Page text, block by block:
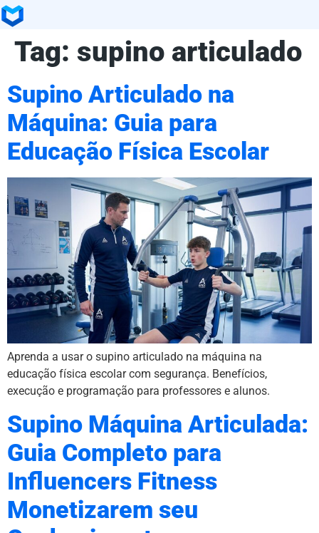
Tag: supino articulado
Supino Articulado na
Máquina: Guia para
Educação Física Escolar
Aprenda a usar o supino articulado na máquina na
educação física escolar com segurança. Benefícios,
execução e programação para professores e alunos.
Supino Máquina Articulada:
Guia Completo para
Influencers Fitness
Monetizarem seu